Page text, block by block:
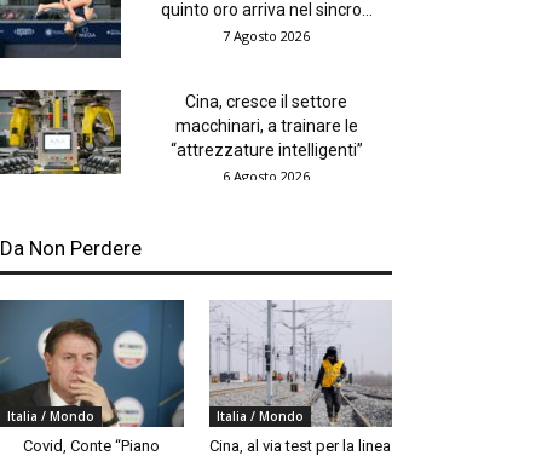
quinto oro arriva nel sincro...
7 Agosto 2026
Cina, cresce il settore
macchinari, a trainare le
“attrezzature intelligenti”
6 Agosto 2026
Da Non Perdere
Italia / Mondo
Covid, Conte “Piano
Italia / Mondo
Cina, al via test per la linea